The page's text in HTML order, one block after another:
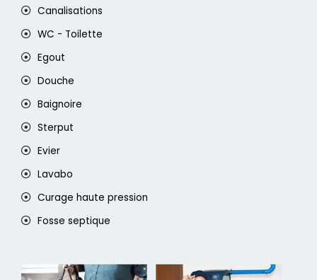
Canalisations
WC - Toilette
Egout
Douche
Baignoire
Sterput
Evier
Lavabo
Curage haute pression
Fosse septique